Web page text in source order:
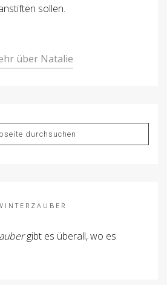
sollen.
über Natalie
gibt es überall, wo es